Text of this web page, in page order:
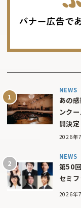
NEWS
あの
ンク
開決定
2026年
NEWS
第50
セミ
2026年